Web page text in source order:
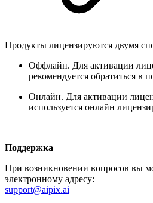
Продукты лицензируются двумя
Оффлайн. Для активации
рекомендуется обратиться в
Онлайн. Для активации
используется онлайн
Поддержка
При возникновении вопросов вы
электронному адресу:
support@aipix.ai